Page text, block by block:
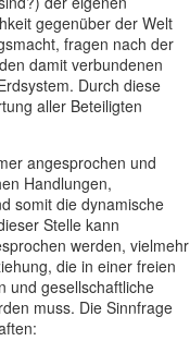
gegenüber der Welt
fragen nach der
damit verbundenen
Durch diese
aller Beteiligten
angesprochen und
Handlungen,
somit die dynamische
Stelle kann
werden, vielmehr
die in einer freien
und gesellschaftliche
muss. Die Sinnfrage